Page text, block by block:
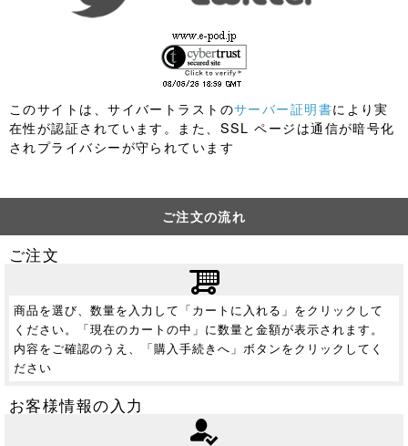
このサイトは、サイバートラストのサーバー証明書により実
在性が認証されています。また、SSL ページは通信が暗号化
されプライバシーが守られています
ご注文の流れ
ご注文
商品を選び、数量を入力して「カートに入れる」をクリックして
ください。「現在のカートの中」に数量と金額が表示されます。
内容をご確認のうえ、「購入手続きへ」ボタンをクリックしてく
ださい
お客様情報の入力